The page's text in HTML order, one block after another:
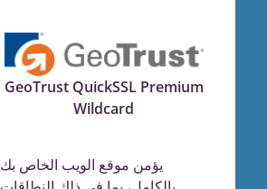
GeoTrust QuickSSL Premium
Wildcard
يؤمن موقع الويب الخاص بك